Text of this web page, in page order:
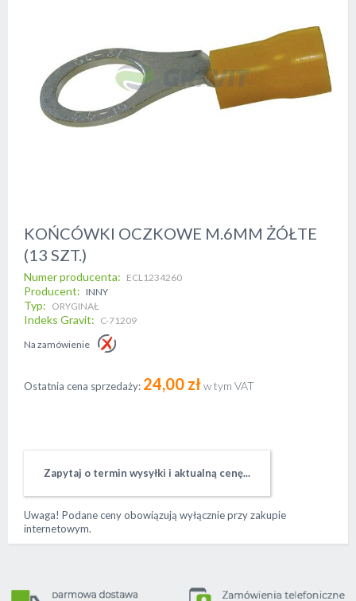
Skip
to
the
of
the
images
gallery
KOŃCÓWKI OCZKOWE M.6MM ŻÓŁTE
(13 SZT.)
Numer producenta ECL1234260
Producent INNY
Typ ORYGINAŁ
Indeks Gravit
C-71209
Na zamówienie
24,00 zł
Zapytaj o termin wysyłki i aktualną cenę...